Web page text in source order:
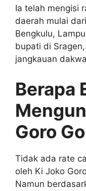
Ia telah mengisi
daerah mulai
Bengkulu,
bupati di
jangkauan
Berapa
Goro
Tidak ada rate
oleh Ki Joko
Namun